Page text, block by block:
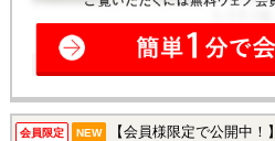
会員限定 NEW 【会員様限定で公開中！】